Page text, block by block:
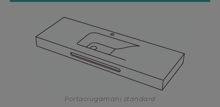
Portaciugamani standard